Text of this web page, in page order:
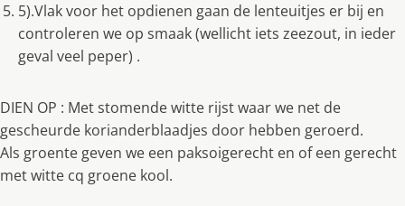
5).Vlak voor het opdienen gaan de lenteuitjes er bij en
controleren we op smaak (wellicht iets zeezout, in ieder
geval veel peper) .
DIEN OP : Met stomende witte rijst waar we net de
gescheurde korianderblaadjes door hebben geroerd.
Als groente geven we een paksoigerecht en of een gerecht
met witte cq groene kool.